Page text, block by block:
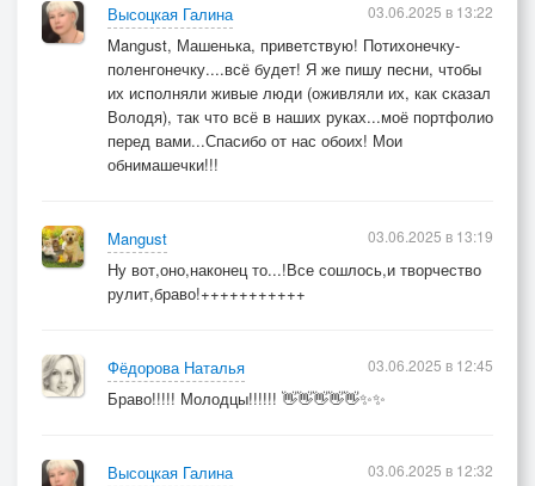
Высоцкая Галина
Mangust, Машенька, приветствую! Потихонечку-
поленгонечку....всё будет! Я же пишу песни, чтобы
их исполняли живые люди (оживляли их, как сказал
Володя), так что всё в наших руках...моё портфолио
перед вами...Спасибо от нас обоих! Мои
обнимашечки!!!
03.06.2025 в 13:22
Mangust
Ну вот,оно,наконец то...!Все сошлось,и творчество
рулит,браво!+++++++++++
03.06.2025 в 13:19
Фёдорова Наталья
Браво!!!!! Молодцы!!!!!! 👋👋👋👋👋✨✨
03.06.2025 в 12:45
Высоцкая Галина
03.06.2025 в 12:32